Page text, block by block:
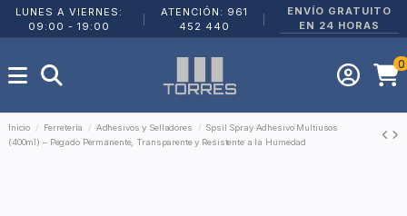
LUNES A VIERNES:
09:00 - 19:00
ATENCIÓN: 961
452 440
ENVÍO GRATUITO
EN 24 HORAS
0
Inicio Ferretería Adhesivos y Selladores
Spsil Spray Adhesivo Multiusos
(400ml) – Pegado Permanente, Transparente y Resistente a la Humedad